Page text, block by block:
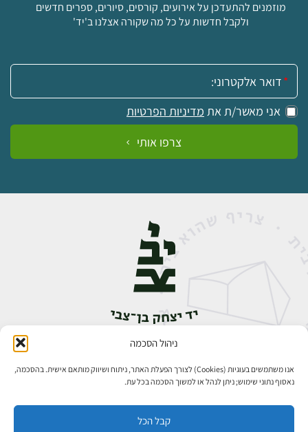
ניהול הסכמה
אנו משתמשים בעוגיות (Cookies) לצורך הפעלת האתר, ניתוח ושיווק מותאם אישית. בהסכמה,
נאסוף נתוני שימוש; ניתן לנהל או למשוך הסכמה בכל עת.
קבל הכל
מוזמנים להתעדכן על אירועים, קורסים, סיורים, ספרים חדשים
ולקבל חדשות על כל מה שקורה אצלנו ב'יד'
אימייל:
אני מאשר/ת את מדיניות הפרטיות
צרפו אותי
אבן גבירול 14, רחביה, ירושלים